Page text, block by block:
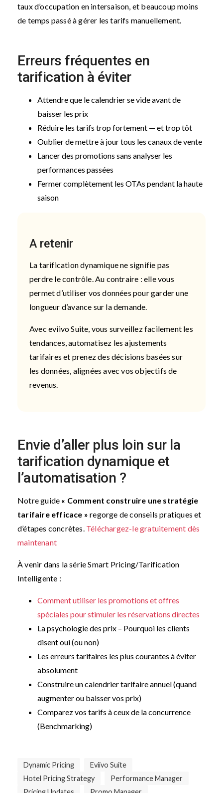
taux d’occupation en intersaison, et beaucoup moins
de temps passé à gérer les tarifs manuellement.
Erreurs fréquentes en
tarification à éviter
Attendre que le calendrier se vide avant de
baisser les prix
Réduire les tarifs trop fortement — et trop tôt
Oublier de mettre à jour tous les canaux de vente
Lancer des promotions sans analyser les
performances passées
Fermer complètement les OTAs pendant la haute
saison
A retenir
La tarification dynamique ne signifie pas
perdre le contrôle. Au contraire : elle vous
permet d’utiliser vos données pour garder une
longueur d’avance sur la demande.
Avec eviivo Suite, vous surveillez facilement les
tendances, automatisez les ajustements
tarifaires et prenez des décisions basées sur
les données, alignées avec vos objectifs de
revenus.
Envie d’aller plus loin sur la
tarification dynamique et
l’automatisation ?
Notre guide « Comment construire une stratégie
tarifaire efficace » regorge de conseils pratiques et
d’étapes concrètes. Téléchargez-le gratuitement dès
maintenant
À venir dans la série Smart Pricing/Tarification
Intelligente :
Comment utiliser les promotions et offres
spéciales pour stimuler les réservations directes
La psychologie des prix – Pourquoi les clients
disent oui (ou non)
Les erreurs tarifaires les plus courantes à éviter
absolument
Construire un calendrier tarifaire annuel (quand
augmenter ou baisser vos prix)
Comparez vos tarifs à ceux de la concurrence
(Benchmarking)
Dynamic Pricing
Eviivo Suite
Hotel Pricing Strategy
Performance Manager